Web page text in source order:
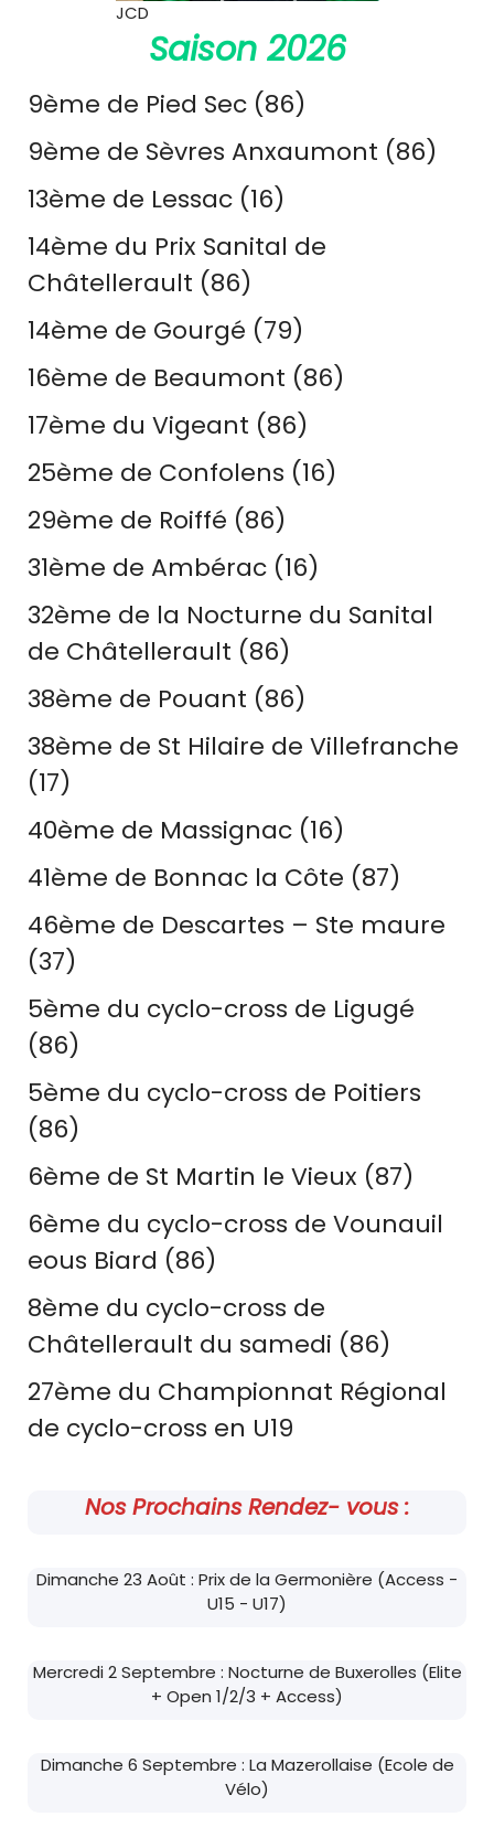
JCD
Saison 2026
9ème de Pied Sec (86)
9ème de Sèvres Anxaumont (86)
13ème de Lessac (16)
14ème du Prix Sanital de
Châtellerault (86)
14ème de Gourgé (79)
16ème de Beaumont (86)
17ème du Vigeant (86)
25ème de Confolens (16)
29ème de Roiffé (86)
31ème de Ambérac (16)
32ème de la Nocturne du Sanital
de Châtellerault (86)
38ème de Pouant (86)
38ème de St Hilaire de Villefranche
(17)
40ème de Massignac (16)
41ème de Bonnac la Côte (87)
46ème de Descartes – Ste maure
(37)
5ème du cyclo-cross de Ligugé
(86)
5ème du cyclo-cross de Poitiers
(86)
6ème de St Martin le Vieux (87)
6ème du cyclo-cross de Vounauil
eous Biard (86)
8ème du cyclo-cross de
Châtellerault du samedi (86)
27ème du Championnat Régional
de cyclo-cross en U19
Nos Prochains Rendez- vous :
Dimanche 23 Août : Prix de la Germonière (Access -
U15 - U17)
Mercredi 2 Septembre : Nocturne de Buxerolles (Elite
+ Open 1/2/3 + Access)
Dimanche 6 Septembre : La Mazerollaise (Ecole de
Vélo)